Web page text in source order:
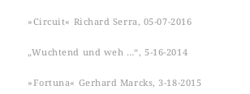
»Circuit« Richard Serra, 05-07-2016
„Wuchtend und weh …“, 5-16-2014
»Fortuna« Gerhard Marcks, 3-18-2015